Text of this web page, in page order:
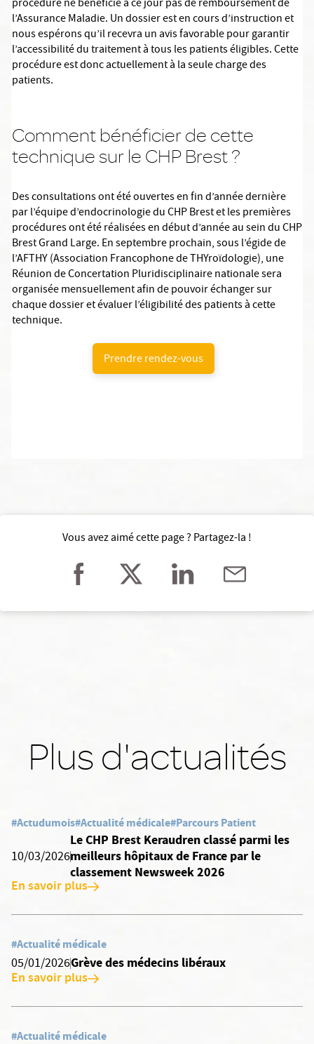
procédure ne bénéficie à ce jour pas de remboursement de
l’Assurance Maladie. Un dossier est en cours d’instruction et
nous espérons qu’il recevra un avis favorable pour garantir
l’accessibilité du traitement à tous les patients éligibles. Cette
procédure est donc actuellement à la seule charge des
patients.
Comment bénéficier de cette
technique sur le CHP Brest ?
Des consultations ont été ouvertes en fin d’année dernière
par l’équipe d’endocrinologie du CHP Brest et les premières
procédures ont été réalisées en début d’année au sein du CHP
Brest Grand Large. En septembre prochain, sous l’égide de
l’AFTHY (Association Francophone de THYroïdologie), une
Réunion de Concertation Pluridisciplinaire nationale sera
organisée mensuellement afin de pouvoir échanger sur
chaque dossier et évaluer l’éligibilité des patients à cette
technique.
Prendre rendez-vous
Vous avez aimé cette page ? Partagez-la !
Plus d'actualités
#Actudumois#Actualité médicale#Parcours Patient
10/03/2026
Le CHP Brest Keraudren classé parmi les
meilleurs hôpitaux de France par le
classement Newsweek 2026
En savoir plus
#Actualité médicale
05/01/2026Grève des médecins libéraux
En savoir plus
#Actualité médicale